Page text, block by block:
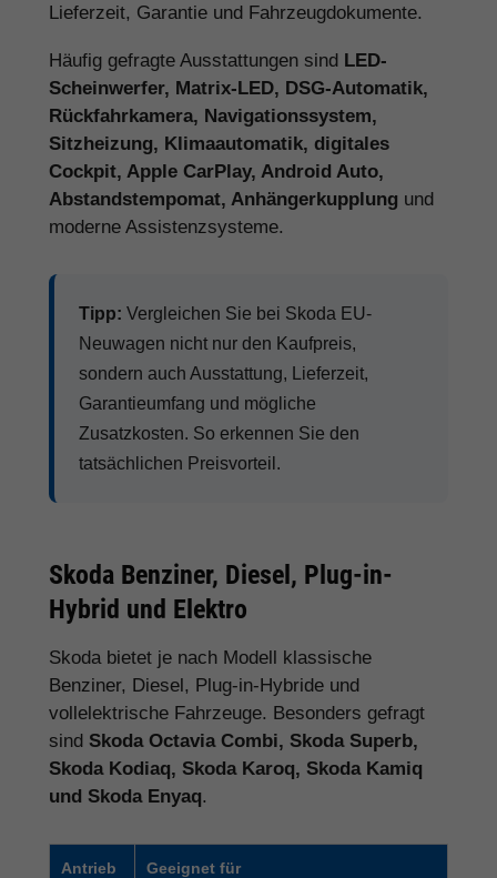
Lieferzeit, Garantie und Fahrzeugdokumente.
Häufig gefragte Ausstattungen sind LED-
Scheinwerfer, Matrix-LED, DSG-Automatik,
Rückfahrkamera, Navigationssystem,
Sitzheizung, Klimaautomatik, digitales
Cockpit, Apple CarPlay, Android Auto,
Abstandstempomat, Anhängerkupplung und
moderne Assistenzsysteme.
Tipp: Vergleichen Sie bei Skoda EU-
Neuwagen nicht nur den Kaufpreis,
sondern auch Ausstattung, Lieferzeit,
Garantieumfang und mögliche
Zusatzkosten. So erkennen Sie den
tatsächlichen Preisvorteil.
Skoda Benziner, Diesel, Plug-in-
Hybrid und Elektro
Skoda bietet je nach Modell klassische
Benziner, Diesel, Plug-in-Hybride und
vollelektrische Fahrzeuge. Besonders gefragt
sind Skoda Octavia Combi, Skoda Superb,
Skoda Kodiaq, Skoda Karoq, Skoda Kamiq
und Skoda Enyaq.
Antrieb Geeignet für